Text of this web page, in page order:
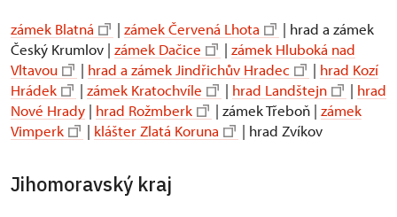
zámek Blatná | zámek Červená Lhota
| hrad a zámek
Český Krumlov | zámek Dačice | zámek Hluboká nad
Vltavou
| hrad a zámek Jindřichův Hradec | hrad Kozí
Hrádek
| zámek Kratochvíle | hrad Landštejn | hrad
Nové Hrady | hrad Rožmberk | zámek Třeboň | zámek
Vimperk
| klášter Zlatá Koruna | hrad Zvíkov
Jihomoravský kraj